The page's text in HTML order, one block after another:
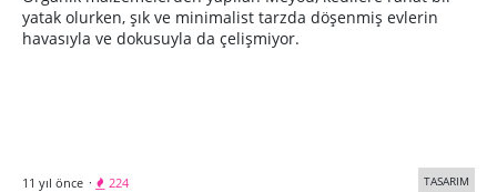
yatak olurken, şık ve minimalist tarzda döşenmiş evlerin
havasıyla ve dokusuyla da çelişmiyor.
11 yıl önce · 224 TASARIM